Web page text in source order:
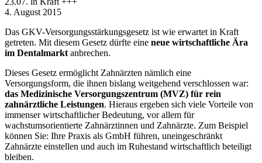
4. August 2015
Das GKV-Versorgungsstärkungsgesetz ist wie erwartet in Kraft
getreten. Mit diesem Gesetz dürfte eine neue wirtschaftliche Ära
im Dentalmarkt anbrechen.
Dieses Gesetz ermöglicht Zahnärzten nämlich eine
Versorgungsform, die ihnen bislang weitgehend verschlossen war:
das Medizinische Versorgungszentrum (MVZ) für rein
zahnärztliche Leistungen. Hieraus ergeben sich viele Vorteile von
immenser wirtschaftlicher Bedeutung, vor allem für
wachstumsorientierte Zahnärztinnen und Zahnärzte. Zum Beispiel
können Sie: Ihre Praxis als GmbH führen, uneingeschränkt
Zahnärzte einstellen und auch im Ruhestand wirtschaftlich beteiligt
bleiben.